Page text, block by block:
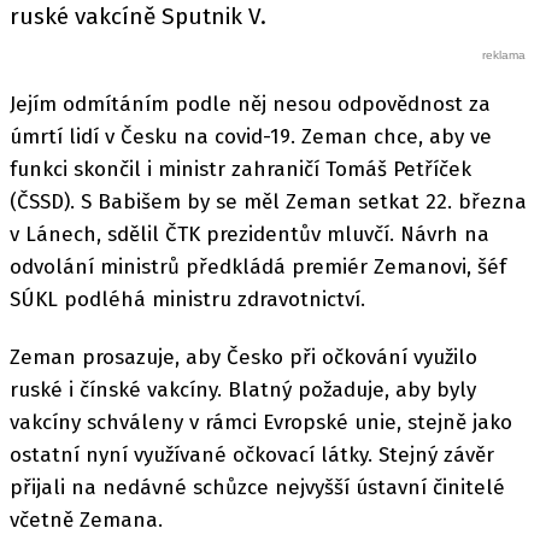
ruské vakcíně Sputnik V.
Jejím odmítáním podle něj nesou odpovědnost za
úmrtí lidí v Česku na covid-19. Zeman chce, aby ve
funkci skončil i ministr zahraničí Tomáš Petříček
(ČSSD). S Babišem by se měl Zeman setkat 22. března
v Lánech, sdělil ČTK prezidentův mluvčí. Návrh na
odvolání ministrů předkládá premiér Zemanovi, šéf
SÚKL podléhá ministru zdravotnictví.
Zeman prosazuje, aby Česko při očkování využilo
ruské i čínské vakcíny. Blatný požaduje, aby byly
vakcíny schváleny v rámci Evropské unie, stejně jako
ostatní nyní využívané očkovací látky. Stejný závěr
přijali na nedávné schůzce nejvyšší ústavní činitelé
včetně Zemana.